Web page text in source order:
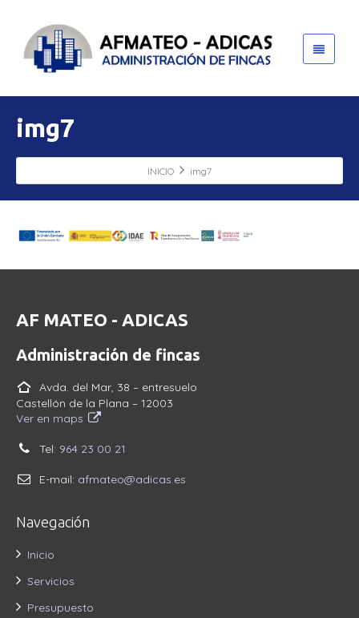
img7
INICIO img7
AF MATEO - ADICAS
Administración de fincas
Avda. del Mar, 38 – entresuelo
Castellón de la Plana – 12003
Ver en maps
Tel: 964 23 00 21
E-mail: afmateo@adicas.es
Navegación
Inicio
Servicios
Presupuesto